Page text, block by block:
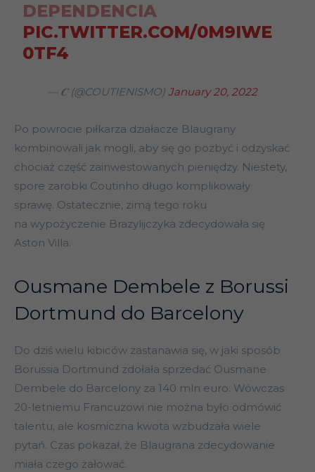
DEPENDENCIA
PIC.TWITTER.COM/0M9IWE
0TF4
— 𝑪 (@COUTlENlSMO) January 20, 2022
Po powrocie piłkarza działacze Blaugrany
kombinowali jak mogli, aby się go pozbyć i odzyskać
chociaż część zainwestowanych pieniędzy. Niestety,
spore zarobki Coutinho długo komplikowały
sprawę. Ostatecznie, zimą tego roku
na wypożyczenie Brazylijczyka zdecydowała się
Aston Villa.
Ousmane Dembele z Borussi
Dortmund do Barcelony
Do dziś wielu kibiców zastanawia się, w jaki sposób
Borussia Dortmund zdołała sprzedać Ousmane
Dembele do Barcelony za 140 mln euro. Wówczas
20-letniemu Francuzowi nie można było odmówić
talentu, ale kosmiczna kwota wzbudzała wiele
pytań. Czas pokazał, że Blaugrana zdecydowanie
miała czego żałować.